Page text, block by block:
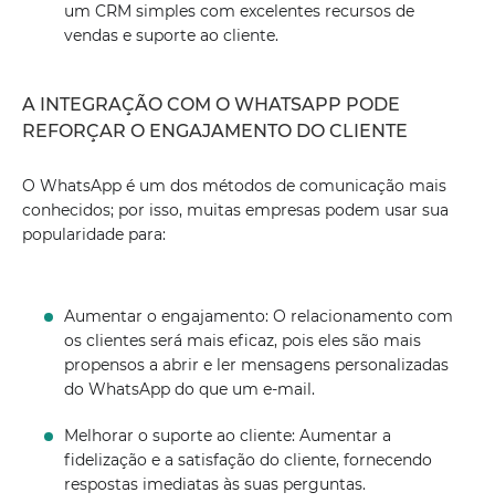
um CRM simples com excelentes recursos de
vendas e suporte ao cliente.
A INTEGRAÇÃO COM O WHATSAPP PODE
REFORÇAR O ENGAJAMENTO DO CLIENTE
O WhatsApp é um dos métodos de comunicação mais
conhecidos; por isso, muitas empresas podem usar sua
popularidade para:
Aumentar o engajamento: O relacionamento com
os clientes será mais eficaz, pois eles são mais
propensos a abrir e ler mensagens personalizadas
do WhatsApp do que um e-mail.
Melhorar o suporte ao cliente: Aumentar a
fidelização e a satisfação do cliente, fornecendo
respostas imediatas às suas perguntas.